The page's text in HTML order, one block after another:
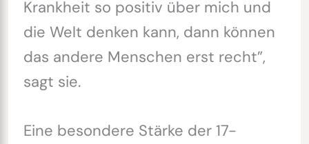
Krankheit so positiv über mich und
die Welt denken kann, dann können
das andere Menschen erst recht”,
sagt sie.
Eine besondere Stärke der 17-